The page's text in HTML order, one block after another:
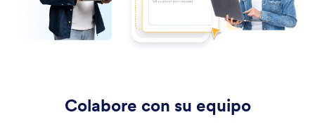
Colabore con su equipo